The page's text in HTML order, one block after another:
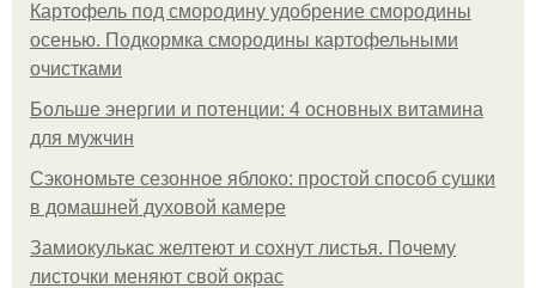
Картофель под смородину удобрение смородины
осенью. Подкормка смородины картофельными
очистками
Больше энергии и потенции: 4 основных витамина
для мужчин
Сэкономьте сезонное яблоко: простой способ сушки
в домашней духовой камере
Замиокулькас желтеют и сохнут листья. Почему
листочки меняют свой окрас